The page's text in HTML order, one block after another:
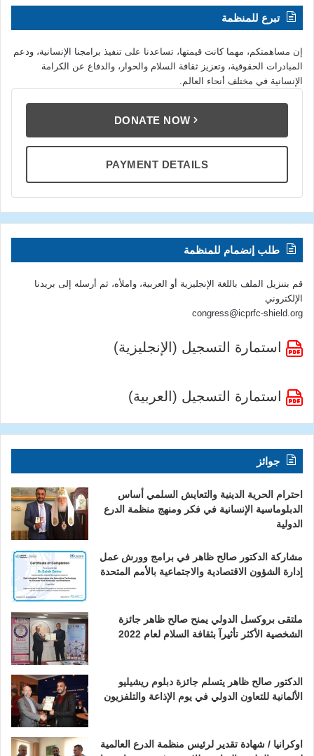
تبرع للمنظمة
إن مساهمتكم، مهما كانت قيمتها، تساعدنا على تنفيذ برامجنا الإنسانية، ودعم
المبادرات الحقوقية، وتعزيز ثقافة السلام والحوار، والدفاع عن الكرامة
الإنسانية في مختلف أنحاء العالم.
DONATE NOW
PAYMENT DETAILS
طلب إنضمام للمنظمة
قم بتنزيل الملف باللغة الإنجليزية أو العربية، واملأه، ثم أرسله إلى بريدنا
الإلكتروني
congress@icprfc-shield.org
استمارة التسجيل (الإنجليزية)
استمارة التسجيل (العربية)
جوائز
احترام الحرية الدينية والتعايش السلمي أساس
الدبلوماسية الإنسانية في فكر ومنهج منظمة الدرع
الدولية
مشاركة الدكتور صالح ظاهر في برامج وورش عمل
إدارة الشؤون الاقتصادية والاجتماعية بالأمم المتحدة
ملتقى بروكسل الدولي يمنح صالح ظاهر جائزة
الشخصية الأكثر تأثيرآ بثقافة السلام لعام 2022
الدكتور صالح ظاهر يتسلم جائزة دبلوم ريشيليو
الألمانية للتعاون الدولي في يوم الإذاعة والتلفزيون
اوكرانيا / شهادة تقدير لرئيس منظمة الدرع العالمية